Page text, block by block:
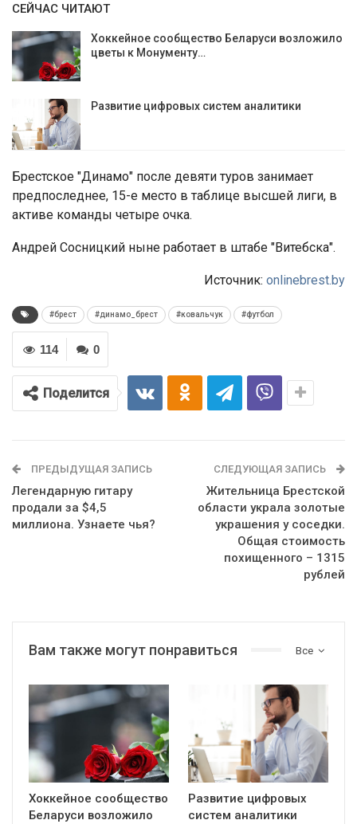
СЕЙЧАС ЧИТАЮТ
Хоккейное сообщество Беларуси возложило
цветы к Монументу…
Развитие цифровых систем аналитики
Брестское "Динамо" после девяти туров занимает
предпоследнее, 15-е место в таблице высшей лиги, в
активе команды четыре очка.
Андрей Сосницкий ныне работает в штабе "Витебска".
Источник: onlinebrest.by
#брест #динамо_брест #ковальчук #футбол
0
114
Поделится
ПРЕДЫДУЩАЯ ЗАПИСЬ
Легендарную гитару
продали за $4,5
миллиона. Узнаете чья?
СЛЕДУЮЩАЯ ЗАПИСЬ
Жительница Брестской
области украла золотые
украшения у соседки.
Общая стоимость
похищенного – 1315
рублей
Все
Вам также могут понравиться
Хоккейное сообщество
Беларуси возложило
Развитие цифровых
систем аналитики